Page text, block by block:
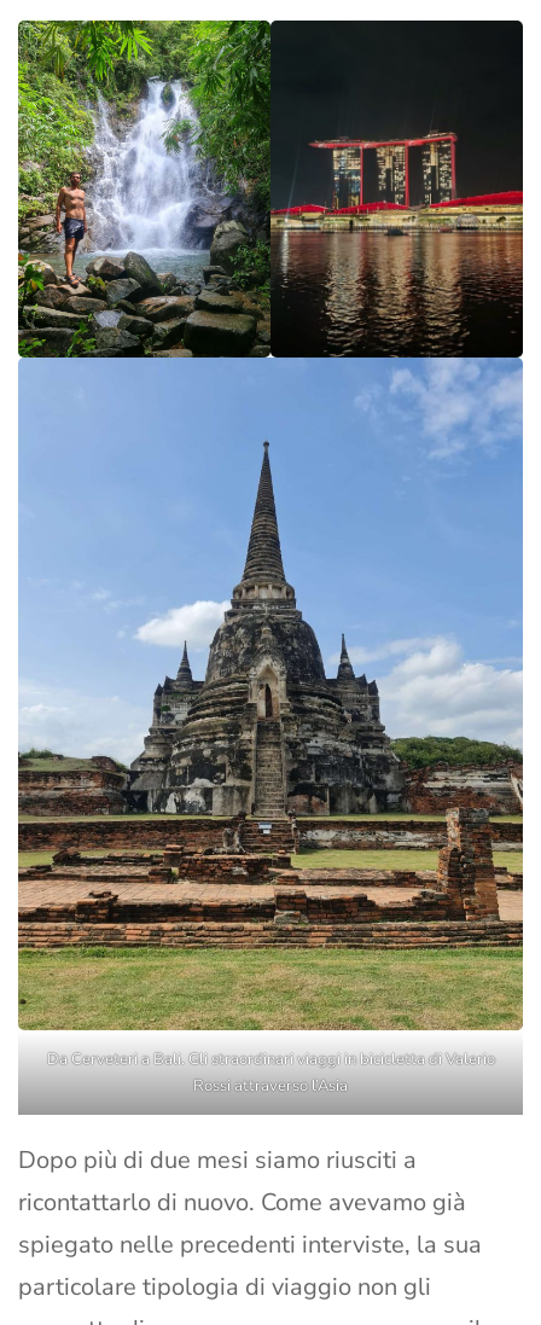
Da Cerveteri a Bali. Gli straordinari viaggi in bicicletta di Valerio
Rossi attraverso l’Asia
Dopo più di due mesi siamo riusciti a
ricontattarlo di nuovo. Come avevamo già
spiegato nelle precedenti interviste, la sua
particolare tipologia di viaggio non gli